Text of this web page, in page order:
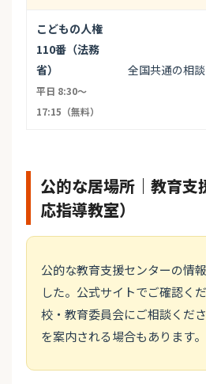
こどもの人権
110番（法務
省）
平日 8:30〜
17:15（無料）
全国共通の相
公的な居場所｜教育支
応指導教室）
公的な教育支援センターの情
した。公式サイトでご確認く
校・教育委員会にご相談くだ
を案内される場合もあります。